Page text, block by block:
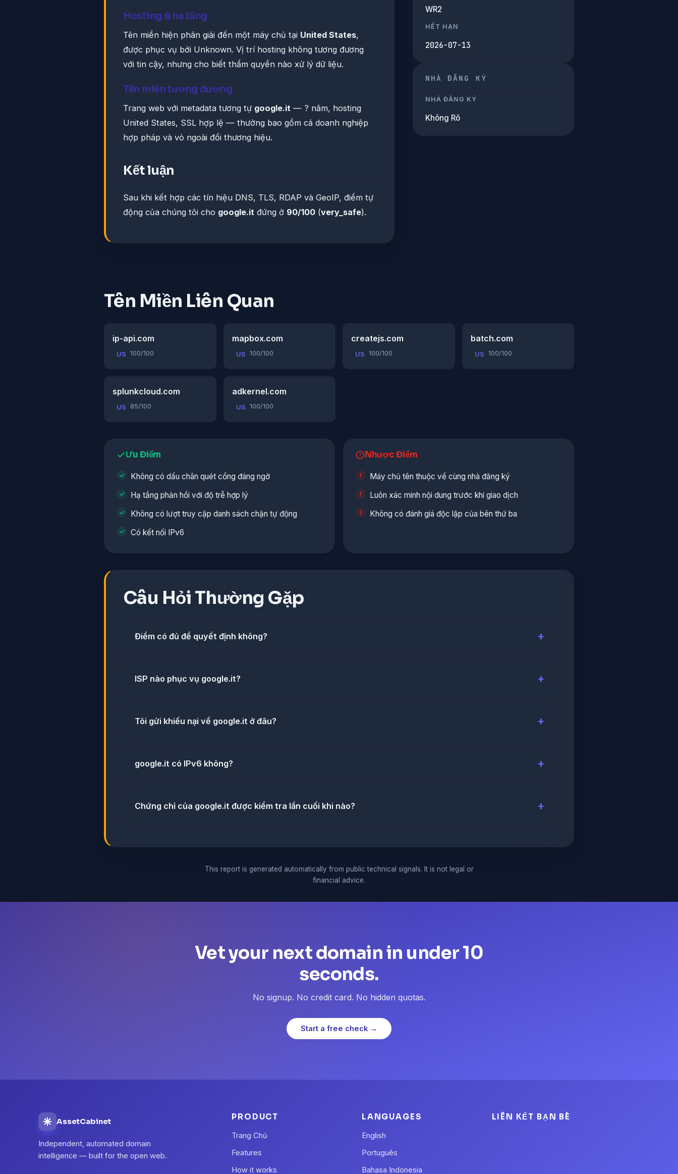
Hosting & hạ tầng
Tên miền hiện phân giải đến một máy chủ tại United States,
được phục vụ bởi Unknown. Vị trí hosting không tương đương
với tin cậy, nhưng cho biết thẩm quyền nào xử lý dữ liệu.
Tên miền tương đương
Trang web với metadata tương tự google.it — ? năm, hosting
United States, SSL hợp lệ — thường bao gồm cả doanh nghiệp
hợp pháp và vỏ ngoài đổi thương hiệu.
Kết luận
Sau khi kết hợp các tín hiệu DNS, TLS, RDAP và GeoIP, điểm tự
động của chúng tôi cho google.it đứng ở 90/100 (very_safe).
WR2
HẾT HẠN
2026-07-13
NHÀ ĐĂNG KÝ
NHÀ ĐĂNG KÝ
Không Rõ
Tên Miền Liên Quan
ip-api.com
US 100/100
mapbox.com
US 100/100
createjs.com
US 100/100
batch.com
US 100/100
splunkcloud.com
US 85/100
adkernel.com
US 100/100
Ưu Điểm
Không có dấu chân quét cổng đáng ngờ
Hạ tầng phản hồi với độ trễ hợp lý
Không có lượt truy cập danh sách chặn tự động
Có kết nối IPv6
Nhược Điểm
Máy chủ tên thuộc về cùng nhà đăng ký
Luôn xác minh nội dung trước khi giao dịch
Không có đánh giá độc lập của bên thứ ba
Câu Hỏi Thường Gặp
Điểm có đủ để quyết định không?
ISP nào phục vụ google.it?
Tôi gửi khiếu nại về google.it ở đâu?
google.it có IPv6 không?
Chứng chỉ của google.it được kiểm tra lần cuối khi nào?
This report is generated automatically from public technical signals. It is not legal or
financial advice.
Vet your next domain in under 10
seconds.
No signup. No credit card. No hidden quotas.
Start a free check →
AssetCabinet
Independent, automated domain
intelligence — built for the open web.
PRODUCT
Trang Chủ
Features
How it works
LANGUAGES
English
Português
Bahasa Indonesia
LIÊN KẾT BẠN BÈ